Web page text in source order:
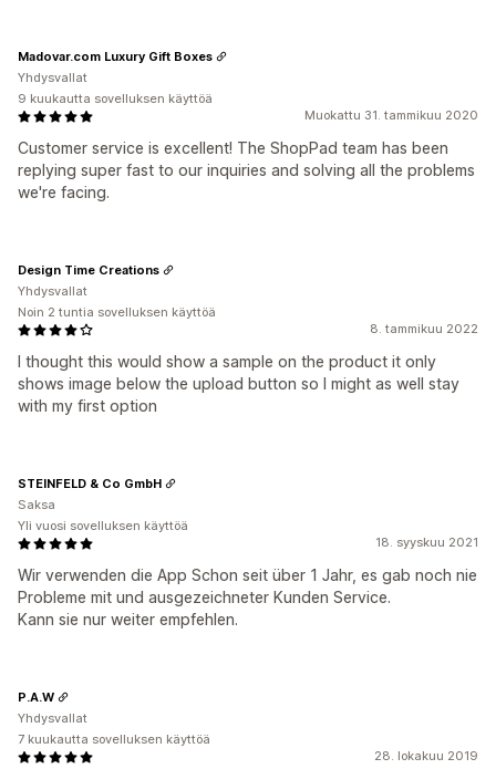
Muokattu 31. tammikuu 2020
Customer service is excellent! The ShopPad team has been
replying super fast to our inquiries and solving all the problems
we're facing.
Madovar.com Luxury Gift Boxes
Yhdysvallat
9 kuukautta sovelluksen käyttöä
8. tammikuu 2022
I thought this would show a sample on the product it only
shows image below the upload button so I might as well stay
with my first option
Design Time Creations
Yhdysvallat
Noin 2 tuntia sovelluksen käyttöä
18. syyskuu 2021
Wir verwenden die App Schon seit über 1 Jahr, es gab noch nie
Probleme mit und ausgezeichneter Kunden Service.
Kann sie nur weiter empfehlen.
STEINFELD & Co GmbH
Saksa
Yli vuosi sovelluksen käyttöä
28. lokakuu 2019
P.A.W
Yhdysvallat
7 kuukautta sovelluksen käyttöä